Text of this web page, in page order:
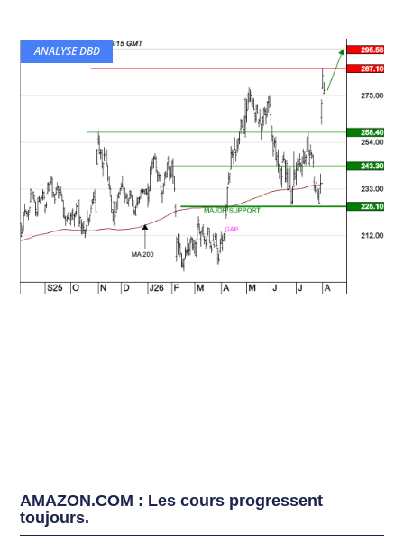
ANALYSE DBD
AMAZON.COM : Les cours progressent
toujours.